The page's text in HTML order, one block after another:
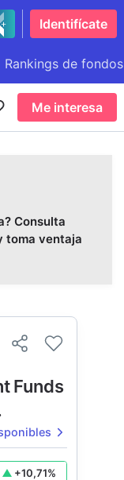
Identifícate
Rankings de fondos
Me interesa
Consulta
toma ventaja
Funds
+10,71%